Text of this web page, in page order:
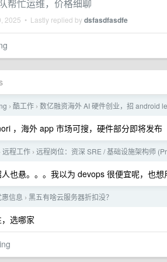
帮忙运维，价格细聊
2025 • Lastly replied bydsfasdfasdfe
› 酷工作 › 数亿融资海外 AI 硬件创业，招 android
，海外 app 市场可搜，硬件部分即将发布
远程工作 › 远程岗位：资深 SRE / 基础设施架构师
也悬。。。我以为 devops 很便宜呢，也
惠信息 › 黑五有啥云服务器折扣没？
选哪家